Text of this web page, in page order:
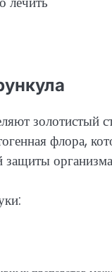
золотистый
флора,
защиты